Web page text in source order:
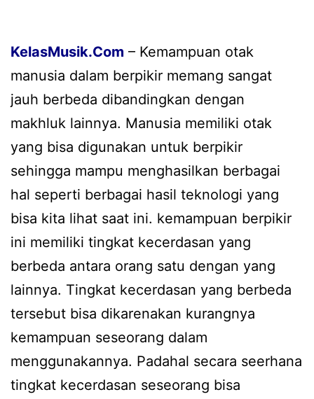
KelasMusik.Com – Kemampuan otak
manusia dalam berpikir memang sangat
jauh berbeda dibandingkan dengan
makhluk lainnya. Manusia memiliki otak
yang bisa digunakan untuk berpikir
sehingga mampu menghasilkan berbagai
hal seperti berbagai hasil teknologi yang
bisa kita lihat saat ini. kemampuan berpikir
ini memiliki tingkat kecerdasan yang
berbeda antara orang satu dengan yang
lainnya. Tingkat kecerdasan yang berbeda
tersebut bisa dikarenakan kurangnya
kemampuan seseorang dalam
menggunakannya. Padahal secara seerhana
tingkat kecerdasan seseorang bisa